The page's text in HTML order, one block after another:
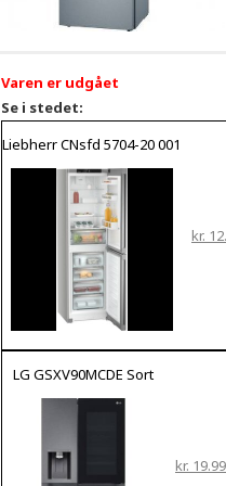
Varen er udgået
Se i stedet:
Liebherr CNsfd 5704-20 001
kr.
LG GSXV90MCDE Sort
kr.